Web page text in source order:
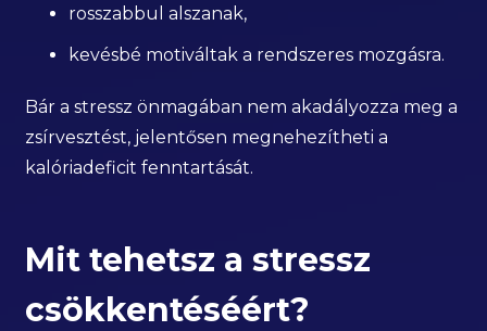
rosszabbul alszanak,
kevésbé motiváltak a rendszeres mozgásra.
Bár a stressz önmagában nem akadályozza meg a
zsírvesztést, jelentősen megnehezítheti a
kalóriadeficit fenntartását.
Mit tehetsz a stressz
csökkentéséért?